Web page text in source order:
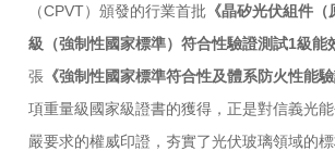
（CPVT）頒發的行業首批 《晶矽光伏組件
級（強制性國家標準）符合性驗證測試1級能
張 《強制性國家標準符合性及體系防火性能驗
項重量級國家級證書的獲得，正是對信義光能
嚴要求的權威印證，夯實了光伏玻璃領域的標